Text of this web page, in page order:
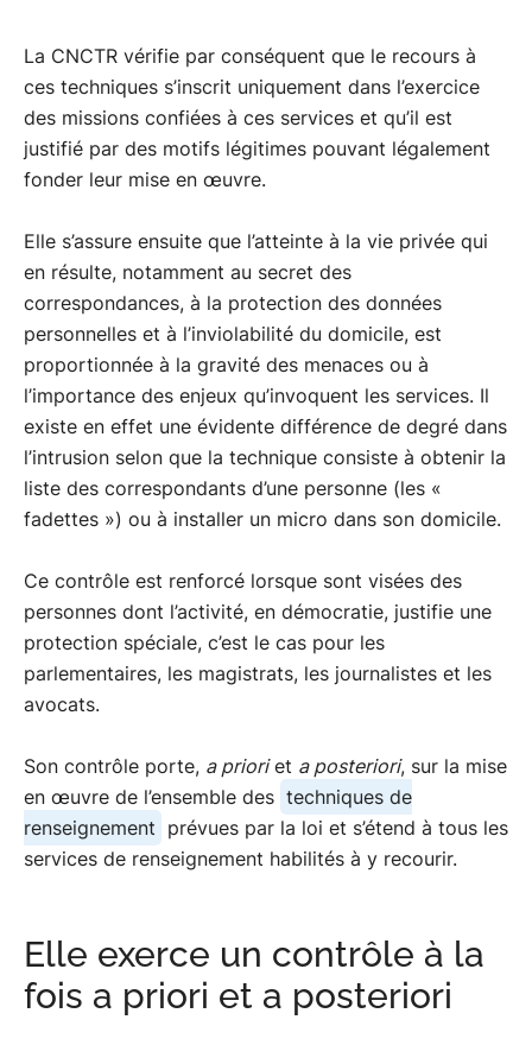
sauvegarde de la sécurité nationale (comme la
prévention d'actes terroristes, ou le contre-
espionnage).
Les services spécialisés de renseignement, parmi
sécurité intérieure et la direction générale de la
sécurité extérieure, peuvent recourir à la plupart de
ces techniques, tandis que d’autres ne peuvent les
utiliser que de manière limitée, selon la mission qui
leur a été confiée en matière de renseignement. C’est
le cas des services de police judiciaire dont la
mission principale n’est pas le renseignement mais la
répression d’infractions à la loi pénale.
dans un lieu d’habitation pour mettre en œuvre ces
dispositifs de surveillance.
Elle dresse à cet effet la liste des intérêts
fondamentaux de la Nationpouvant légalement
justifier d’y recourir.
Aussi, la mise en œuvre de techniques ne peut avoir
de représenter une menace grave contre ces intérêts,
telles que la préparation d’actes de terrorisme ou la
participation à des organisations criminelles, ainsi
que l’implication dans des projets violents destinés à
déstabiliser l’ordre public.
Le recueil du renseignement peut également servir à
promouvoir les intérêts géopolitiques de la France,
face à des tentatives d’ingérence étrangère
notamment, ou à préserver ses intérêts économiques,
La CNCTR vérifie par conséquent que le recours à
ces techniques s’inscrit uniquement dans l’exercice
des missions confiées à ces services et qu’il est
justifié par des motifs légitimes pouvant légalement
fonder leur mise en œuvre.
Elle s’assure ensuite que l’atteinte à la vie privée qui
en résulte, notamment au secret des
correspondances, à la protection des données
personnelles et à l’inviolabilité du domicile, est
proportionnée à la gravité des menaces ou à
l’importance des enjeux qu’invoquent les services. Il
existe en effet une évidente différence de degré dans
l’intrusion selon que la technique consiste à obtenir la
liste des correspondants d’une personne (les «
fadettes ») ou à installer un micro dans son domicile.
Ce contrôle est renforcé lorsque sont visées des
personnes dont l’activité, en démocratie, justifie une
protection spéciale, c’est le cas pour les
parlementaires, les magistrats, les journalistes et les
avocats.
Son contrôle porte, a prioriet a posteriori, sur la mise
en œuvre de l’ensemble des techniques de
renseignement prévues par la loi et s’étend à tous les
services de renseignement habilités à y recourir.
Elle exerce un contrôle à la
fois a priori et a posteriori